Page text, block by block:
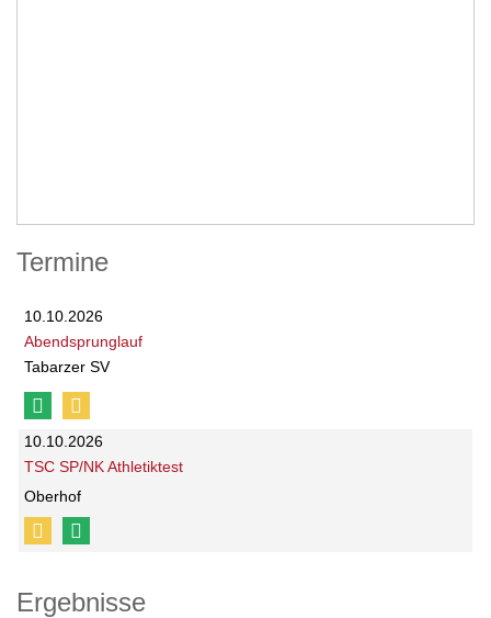
Termine
10.10.2026
Abendsprunglauf
Tabarzer SV
10.10.2026
TSC SP/NK Athletiktest
Oberhof
Ergebnisse